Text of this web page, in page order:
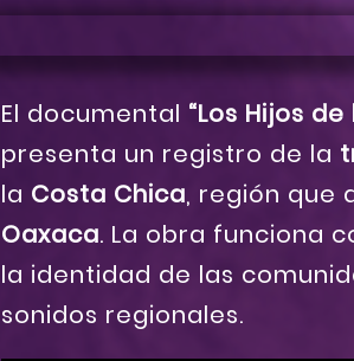
El documental “Los Hijos
presenta un registro de la
la Costa Chica, región que
Oaxaca. La obra funciona
la identidad de las
sonidos regionales.